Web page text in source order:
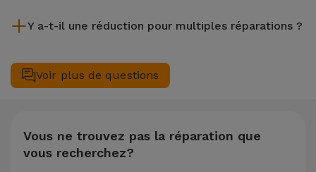
il est toujours recommandé de faire une sauvegarde. La page
des fichiers.
Y a-t-il une réduction pour multiples réparations ?
complète de votre équipement. Si votre Xiaomi Xiaomi Mi Mi
10 nécessite deux ou plusieurs interventions techniques
Voir plus de questions
Vous ne trouvez pas la réparation que
vous recherchez?